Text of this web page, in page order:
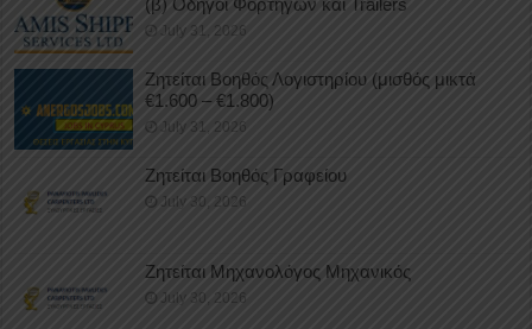
July 31, 2026
Ζητείται Βοηθός Λογιστηρίου (μισθός μικτά
€1.600 – €1.800)
July 31, 2026
Ζητείται Βοηθός Γραφείου
July 30, 2026
Ζητείται Μηχανολόγος Μηχανικός
July 30, 2026